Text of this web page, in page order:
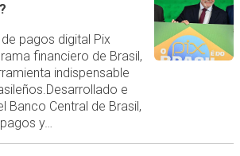
pagos digital Pix
financiero de Brasil,
indispensable
e
Banco Central de Brasil,
y…